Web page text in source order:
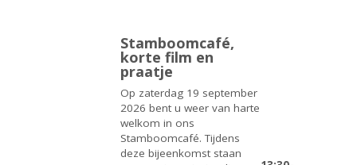
Stamboomcafé,
korte film en
praatje
Op zaterdag 19 september
2026 bent u weer van harte
welkom in ons
Stamboomcafé. Tijdens
deze bijeenkomst staan